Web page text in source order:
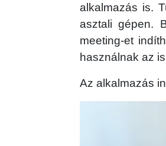
alkalmazás is.
asztali gépen.
meeting-et
használnak az
Az alkalmazás